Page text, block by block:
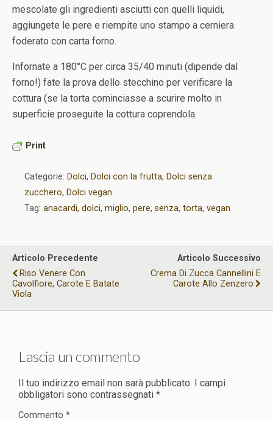
mescolate gli ingredienti asciutti con quelli liquidi,
aggiungete le pere e riempite uno stampo a cerniera
foderato con carta forno.
Infornate a 180°C per circa 35/40 minuti (dipende dal
forno!) fate la prova dello stecchino per verificare la
cottura (se la torta cominciasse a scurire molto in
superficie proseguite la cottura coprendola.
Print
Categorie: Dolci, Dolci con la frutta, Dolci senza
zucchero, Dolci vegan
Tag: anacardi, dolci, miglio, pere, senza, torta, vegan
Articolo Precedente
Riso Venere Con
Cavolfiore, Carote E Batate
Viola
Articolo Successivo
Crema Di Zucca Cannellini E
Carote Allo Zenzero
Lascia un commento
Il tuo indirizzo email non sarà pubblicato. I campi
obbligatori sono contrassegnati *
Commento *